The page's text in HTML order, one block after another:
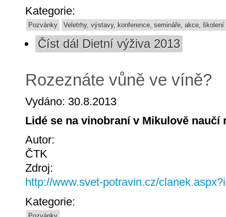
Kategorie:
Pozvánky Veletrhy, výstavy, konference, semináře, akce, školení
Číst dál Dietní výživa 2013
Rozeznáte vůně ve víně?
Vydáno: 30.8.2013
Lidé se na vinobraní v Mikulově naučí
Autor:
ČTK
Zdroj:
http://www.svet-potravin.cz/
Kategorie: